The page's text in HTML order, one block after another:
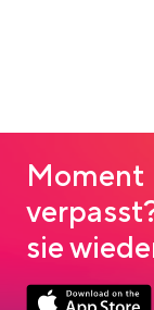
Moment
sie
Link opens in a